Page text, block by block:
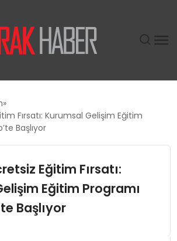
Fırsatı: Kurumsal Gelişim Eğitim
Başlıyor
Eğitim Fırsatı:
Eğitim Programı
Başlıyor